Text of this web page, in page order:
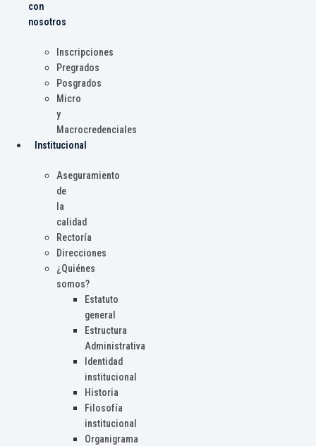
con
nosotros
Inscripciones
Pregrados
Posgrados
Micro
y
Macrocredenciales
Institucional
Aseguramiento
de
la
calidad
Rectoría
Direcciones
¿Quiénes
somos?
Estatuto
general
Estructura
Administrativa
Identidad
institucional
Historia
Filosofía
institucional
Organigrama